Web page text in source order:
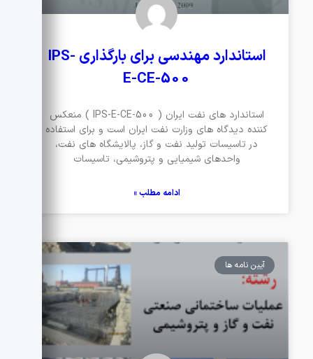
استاندارد مهندسی برای بارگذاری IPS-
E-CE-500
استاندارد های نفت ایران ( IPS-E-CE-500 ) منعکس
کننده دیدگاه های وزارت نفت ایران است و برای استفاده
در تاسیسات تولید نفت و گاز، پالایشگاه های نفت،
واحدهای شیمیایی و پتروشیمی، تاسیسات
ادامه مطلب »
آیین نامه ها